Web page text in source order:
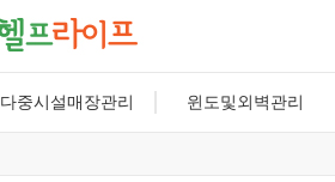
다중시설매장관리 윈도및외벽관리